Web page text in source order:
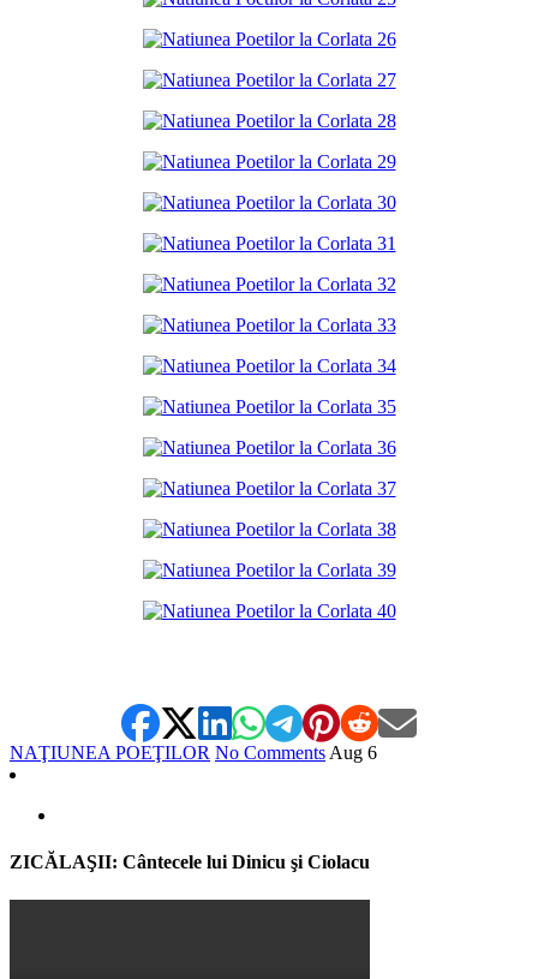
NAŢIUNEA POEŢILOR No Comments Aug 6
ZICĂLAŞII: Cântecele lui Dinicu şi Ciolacu